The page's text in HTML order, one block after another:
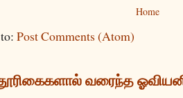
Home
Post Comments (Atom)
வரைந்த